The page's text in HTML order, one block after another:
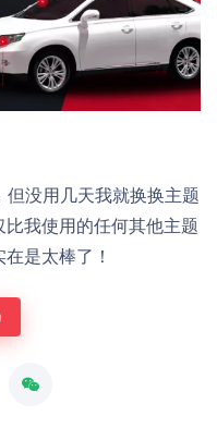
没用几天我就换换主题
我使用的任何其他主题
是太棒了！